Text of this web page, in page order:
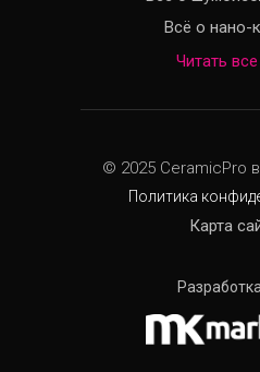
Читать
© 2025 CeramicPro
Карта
Политика
Всё о нано-